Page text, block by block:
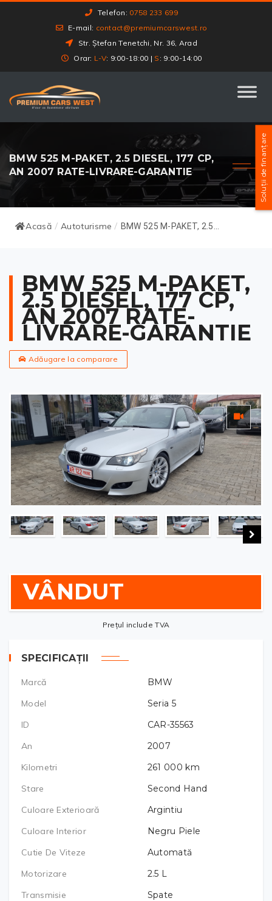
Telefon: 0758 233 699
E-mail: contact@premiumcarswest.ro
Str. Ștefan Tenetchi, Nr. 36, Arad
Orar: L-V: 9:00-18:00 | S : 9:00-14:00
BMW 525 M-PAKET, 2.5 DIESEL, 177 CP,
AN 2007 RATE-LIVRARE-GARANTIE
Acasă / Autoturisme / BMW 525 M-PAKET, 2.5...
BMW 525 M-PAKET,
2.5 DIESEL, 177 CP,
AN 2007 RATE-
LIVRARE-GARANTIE
Adăugare la comparare
VÂNDUT
Prețul include TVA
SPECIFICAȚII
Marcă
BMW
Model
Seria 5
ID
CAR-35563
An
2007
Kilometri
261 000 km
Stare
Second Hand
Culoare Exterioară
Argintiu
Culoare Interior
Negru Piele
Cutie De Viteze
Automată
Motorizare
2.5 L
Transmisie
Spate
Soluții de finanțare